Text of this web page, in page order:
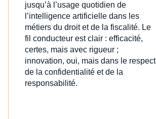
jusqu’à l’usage quotidien de
l’intelligence artificielle dans les
métiers du droit et de la fiscalité. Le
fil conducteur est clair : efficacité,
certes, mais avec rigueur ;
innovation, oui, mais dans le respect
de la confidentialité et de la
responsabilité.